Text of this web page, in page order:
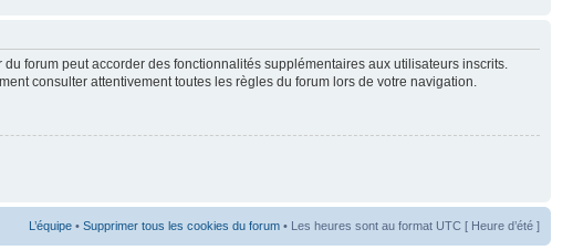
forum peut accorder des fonctionnalités supplémentaires aux utilisateurs inscrits.
consulter attentivement toutes les règles du forum lors de votre navigation.
L’équipe • Supprimer tous les cookies du forum • Les heures sont au format UTC [ Heure d’été ]